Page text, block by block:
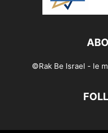
©Rak Be Israel - le